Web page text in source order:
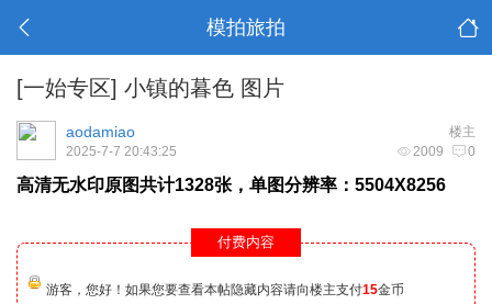
模拍旅拍
[一始专区] 小镇的暮色 图片
楼主
aodamiao
2009 0
2025-7-7 20:43:25
高清无水印原图共计1328张，单图分辨率：5504X8256
付费内容
游客，您好！如果您要查看本帖隐藏内容请向楼主支付15金币